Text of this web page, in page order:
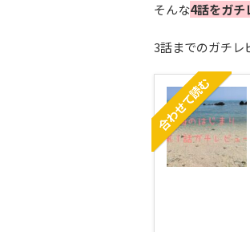
そんな4話をガチ
3話までのガチ
合わせて読む